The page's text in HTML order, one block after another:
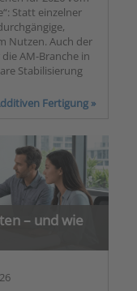
Statt einzelner
Nutzen. Auch der
AM-Branche in
Stabilisierung
Fertigung »
– und wie